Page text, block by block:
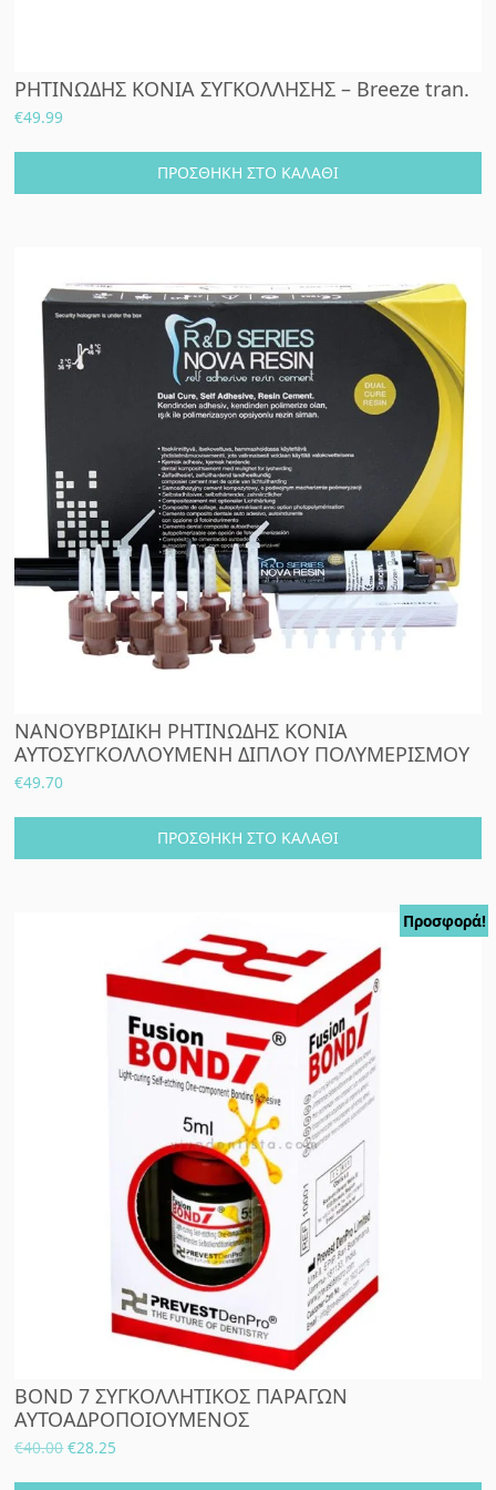
ΡΗΤΙΝΩΔΗΣ ΚΟΝΙΑ ΣΥΓΚΟΛΛΗΣΗΣ – Breeze tran.
€49.99
ΠΡΟΣΘΉΚΗ ΣΤΟ ΚΑΛΆΘΙ
ΝΑΝΟΥΒΡΙΔΙΚΗ ΡΗΤΙΝΩΔΗΣ ΚΟΝΙΑ
ΑΥΤΟΣΥΓΚΟΛΛΟΥΜΕΝΗ ΔΙΠΛΟΥ ΠΟΛΥΜΕΡΙΣΜΟΥ
€49.70
ΠΡΟΣΘΉΚΗ ΣΤΟ ΚΑΛΆΘΙ
Προσφορά!
BOND 7 ΣΥΓΚΟΛΛΗΤΙΚΟΣ ΠΑΡΑΓΩΝ
ΑΥΤΟΑΔΡΟΠΟΙΟΥΜΕΝΟΣ
€40.00Original
€28.25